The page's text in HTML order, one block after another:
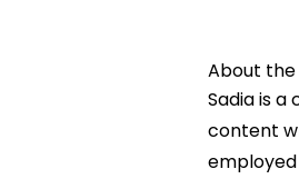
About the
Sadia is
content